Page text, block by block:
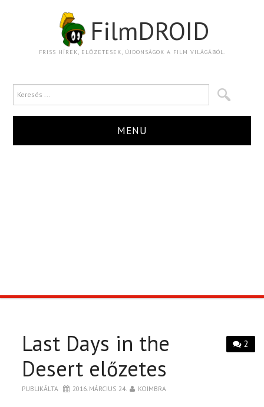
FilmDROID
FRISS HÍREK, ELŐZETESEK, ÚJDONSÁGOK A FILM VILÁGÁBÓL.
MENU
PÓLÓ RENDELÉS
2
Last Days in the
Desert előzetes
PUBLIKÁLTA 2016. MÁRCIUS 24. KOIMBRA